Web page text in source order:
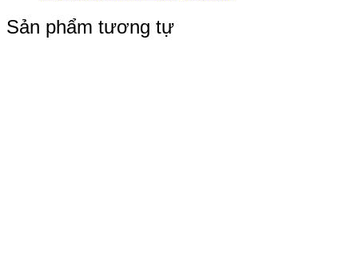
Sản phẩm tương tự